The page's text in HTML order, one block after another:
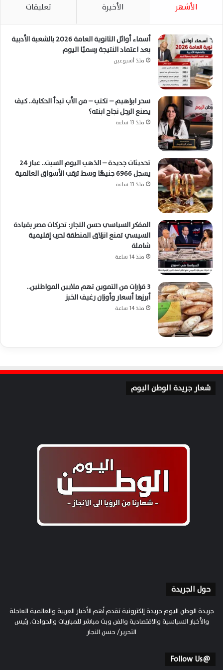
الأشهر الأخيرة تعليقات
أسماء أوائل الثانوية العامة 2026 بالشعبة الأدبية
بعد اعتماد النتيجة رسميًا اليوم
منذ أسبوعين
سحر ابراهيم – تكتب – من الأب تبدأ الحكاية.. كيف
يصنع الرجل نجاح ابنته؟
منذ 13 ساعة
تحديثات جديدة – الذهب اليوم السبت.. عيار 24
يسجل 6966 جنيهًا وسط ترقب الأسواق العالمية
منذ 13 ساعة
المفكر السياسي حسن النجار: تحركات مصر بقيادة
السيسي تمنع انزلاق المنطقة لحرب إقليمية
شاملة
منذ 14 ساعة
3 قرارات من التموين تهم ملايين المواطنين..
أبرزها أسعار وأوزان رغيف الخبز
منذ 14 ساعة
شعار جريدة الوطن اليوم
حول الجريدة
جريدة الوطن اليوم جريدة إلكترونية تقدم أهم الأخبار العربية والعالمية العاجلة
والأخبار السياسية والاقتصادية والفن وبث مباشر للمباريات والحوادث. رئيس
التحرير/ حسن النجار
@Follow Us